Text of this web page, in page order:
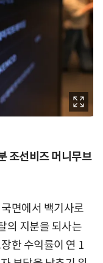
조선비즈 머니무브
면에서 백기사로
의 지분을 되사는
한 수익률이 연 1